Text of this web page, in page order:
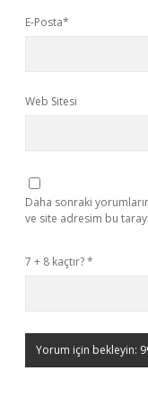
E-Posta*
Web Sitesi
Daha sonraki
ve site adresim bu
7 + 8 kaçtır?*